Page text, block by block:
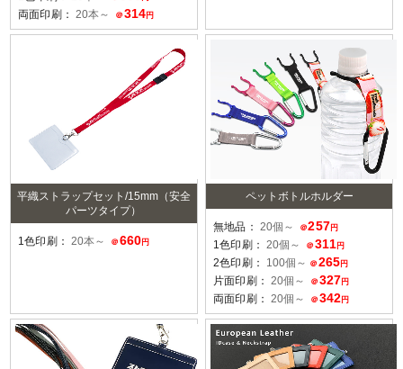
両面印刷： 20本～ ＠ 314円
平織ストラップセット/15mm（安全
パーツタイプ）
1色印刷： 20本～ ＠ 660円
ペットボトルホルダー
無地品： 20個～ ＠257 円
1色印刷： 20個～ ＠ 311円
2色印刷： 100個～ ＠ 265円
片面印刷： 20個～ ＠ 327 円
両面印刷： 20個～ ＠ 342円